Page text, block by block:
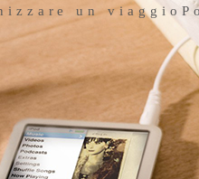
un viaggio